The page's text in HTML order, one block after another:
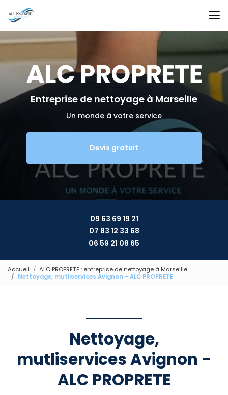
au
contenu
principal
Entreprise de nettoyage à Marseille
Un monde à votre service
Devis gratuit
09 63 69 19 21
07 83 12 33 68
06 59 21 08 65
Accueil
ALC PROPRETE : entreprise de nettoyage à Marseille
Nettoyage, mutliservices Avignon - ALC PROPRETE
Nettoyage,
mutliservices Avignon -
ALC PROPRETE